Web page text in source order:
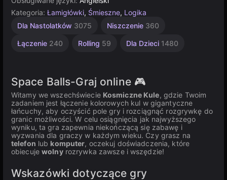
Kategoria: Łamigłówki, Śmieszne, Logika
Dla Nastolatków 3075 Niszczenie 360
Łączenie 240 Rolling 59 Dla Dzieci 1480
Space Balls-Graj online 🎮
Witamy we wszechświecie Kosmiczne Kule, gdzie Twoim
zadaniem jest łączenie kolorowych kul w gigantyczne
łańcuchy, aby oczyścić pole gry i rozciągnąć rozgrywkę do
granic możliwości. W celu osiągnięcia jak najwyższego
wyniku, ta gra zapewnia niekończącą się zabawę i
wyzwania dla graczy w każdym wieku. Czy grasz na
telefon lub komputer, oczekuj doświadczenia, które
obiecujewolnyrozrywka zawsze i wszędzie!
Wskazówki dotyczące gry